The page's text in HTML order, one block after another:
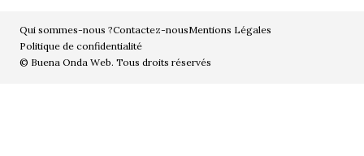
Qui sommes-nous ?Contactez-nousMentions Légales
Politique de confidentialité
© Buena Onda Web. Tous droits réservés